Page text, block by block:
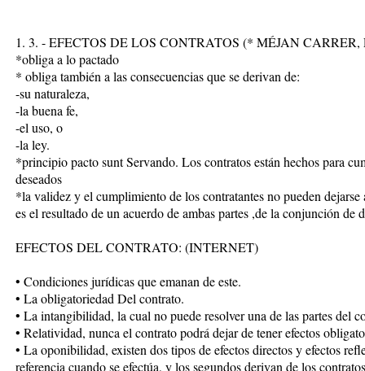
1. 3. - EFECTOS DE LOS CONTRATOS (* MÉJAN
*obliga a lo pactado
* obliga también a las consecuencias que se derivan de:
-su naturaleza,
-la buena fe,
-el uso, o
-la ley.
*principio pacto sunt Servando. Los contratos están hechos para
deseados
*la validez y el cumplimiento de los contratantes no pueden
es el resultado de un acuerdo de ambas partes ,de la conjunción de
EFECTOS DEL CONTRATO: (INTERNET)
• Condiciones jurídicas que emanan de este.
• La obligatoriedad Del contrato.
• La intangibilidad, la cual no puede resolver una de las partes del
• Relatividad, nunca el contrato podrá dejar de tener efectos
• La oponibilidad, existen dos tipos de efectos directos y efectos
referencia cuando se efectúa, y los segundos derivan de los